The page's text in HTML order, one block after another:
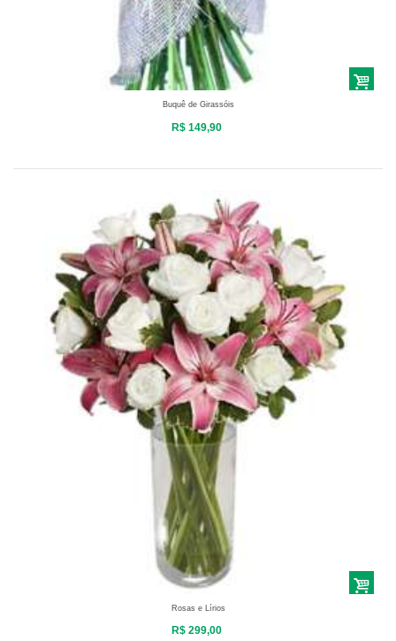
Buquê de Girassóis
R$ 149,90
Rosas e Lírios
R$ 299,00